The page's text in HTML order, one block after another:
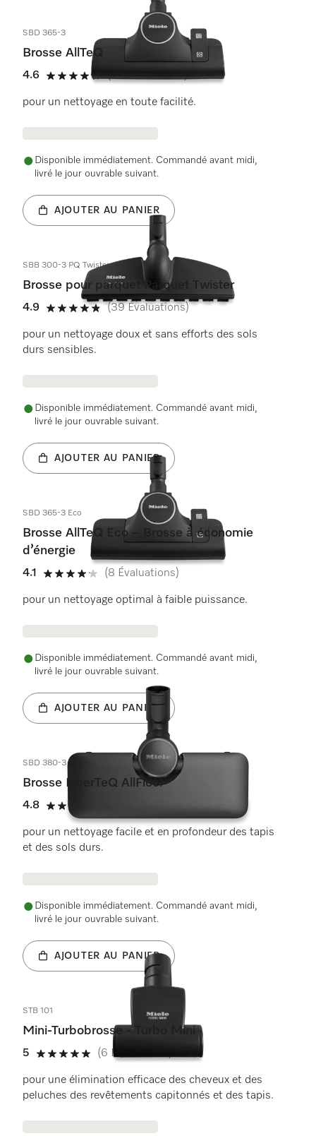
SBD 365-3
Brosse AllTeQ
4.6
4.6 de 5 étoiles
(55 Évaluations)
pour un nettoyage en toute facilité.
Disponible immédiatement. Commandé avant midi,
livré le jour ouvrable suivant.
AJOUTER AU PANIER
SBB 300-3 PQ Twister
Brosse pour parquet Parquet Twister
4.9
4.9 de 5 étoiles
(39 Évaluations)
pour un nettoyage doux et sans efforts des sols
durs sensibles.
Disponible immédiatement. Commandé avant midi,
livré le jour ouvrable suivant.
AJOUTER AU PANIER
SBD 365-3 Eco
Brosse AllTeQ Eco – Brosse à économie
d’énergie
4.1
4.1 de 5 étoiles
(8 Évaluations)
pour un nettoyage optimal à faible puissance.
Disponible immédiatement. Commandé avant midi,
livré le jour ouvrable suivant.
AJOUTER AU PANIER
SBD 380-3
Brosse FiberTeQ AllFloor
4.8
4.8 de 5 étoiles
pour un nettoyage facile et en profondeur des tapis
et des sols durs.
Disponible immédiatement. Commandé avant midi,
livré le jour ouvrable suivant.
AJOUTER AU PANIER
STB 101
Mini-Turbobrosse - Turbo Mini
5
5 de 5 étoiles
(6 Évaluations)
pour une élimination efficace des cheveux et des
peluches des revêtements capitonnés et des tapis.